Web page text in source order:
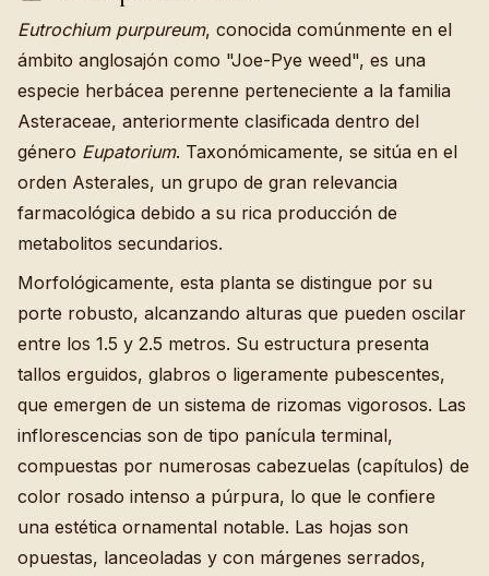
Eutrochium purpureum, conocida comúnmente en el
ámbito anglosajón como "Joe-Pye weed", es una
especie herbácea perenne perteneciente a la familia
Asteraceae, anteriormente clasificada dentro del
género Eupatorium. Taxonómicamente, se sitúa en el
orden Asterales, un grupo de gran relevancia
farmacológica debido a su rica producción de
metabolitos secundarios.
Morfológicamente, esta planta se distingue por su
porte robusto, alcanzando alturas que pueden oscilar
entre los 1.5 y 2.5 metros. Su estructura presenta
tallos erguidos, glabros o ligeramente pubescentes,
que emergen de un sistema de rizomas vigorosos. Las
inflorescencias son de tipo panícula terminal,
compuestas por numerosas cabezuelas (capítulos) de
color rosado intenso a púrpura, lo que le confiere
una estética ornamental notable. Las hojas son
opuestas, lanceoladas y con márgenes serrados,